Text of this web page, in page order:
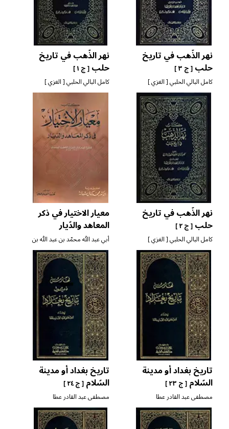
نهر الذّهب في تاريخ
حلب[ ج ٣ ]
كامل البالي الحلبي [ الغزي ]
نهر الذّهب في تاريخ
حلب[ ج ١ ]
كامل البالي الحلبي [ الغزي ]
نهر الذّهب في تاريخ
حلب[ ج ٢ ]
كامل البالي الحلبي [ الغزي ]
معيار الاختيار في ذكر
المعاهد والدّيار
أبي عبد الله محمّد بن عبد الله بن
سعيد بن أحمد السلماني [ لسان
الدين بن الخطيب ]
تاريخ بغداد أو مدينة
السّلام[ ج ٢٣ ]
مصطفى عبد القادر عطا
تاريخ بغداد أو مدينة
السّلام[ ج ٢٤ ]
مصطفى عبد القادر عطا